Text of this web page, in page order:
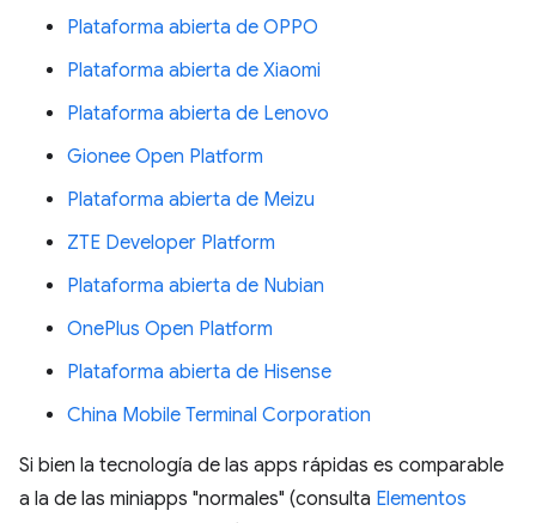
Plataforma abierta de OPPO
Plataforma abierta de Xiaomi
Plataforma abierta de Lenovo
Gionee Open Platform
Plataforma abierta de Meizu
ZTE Developer Platform
Plataforma abierta de Nubian
OnePlus Open Platform
Plataforma abierta de Hisense
China Mobile Terminal Corporation
Si bien la tecnología de las apps rápidas es comparable
a la de las miniapps "normales" (consulta Elementos